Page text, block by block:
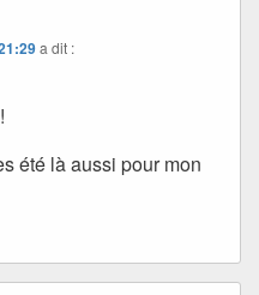
a dit :
été là aussi pour mon